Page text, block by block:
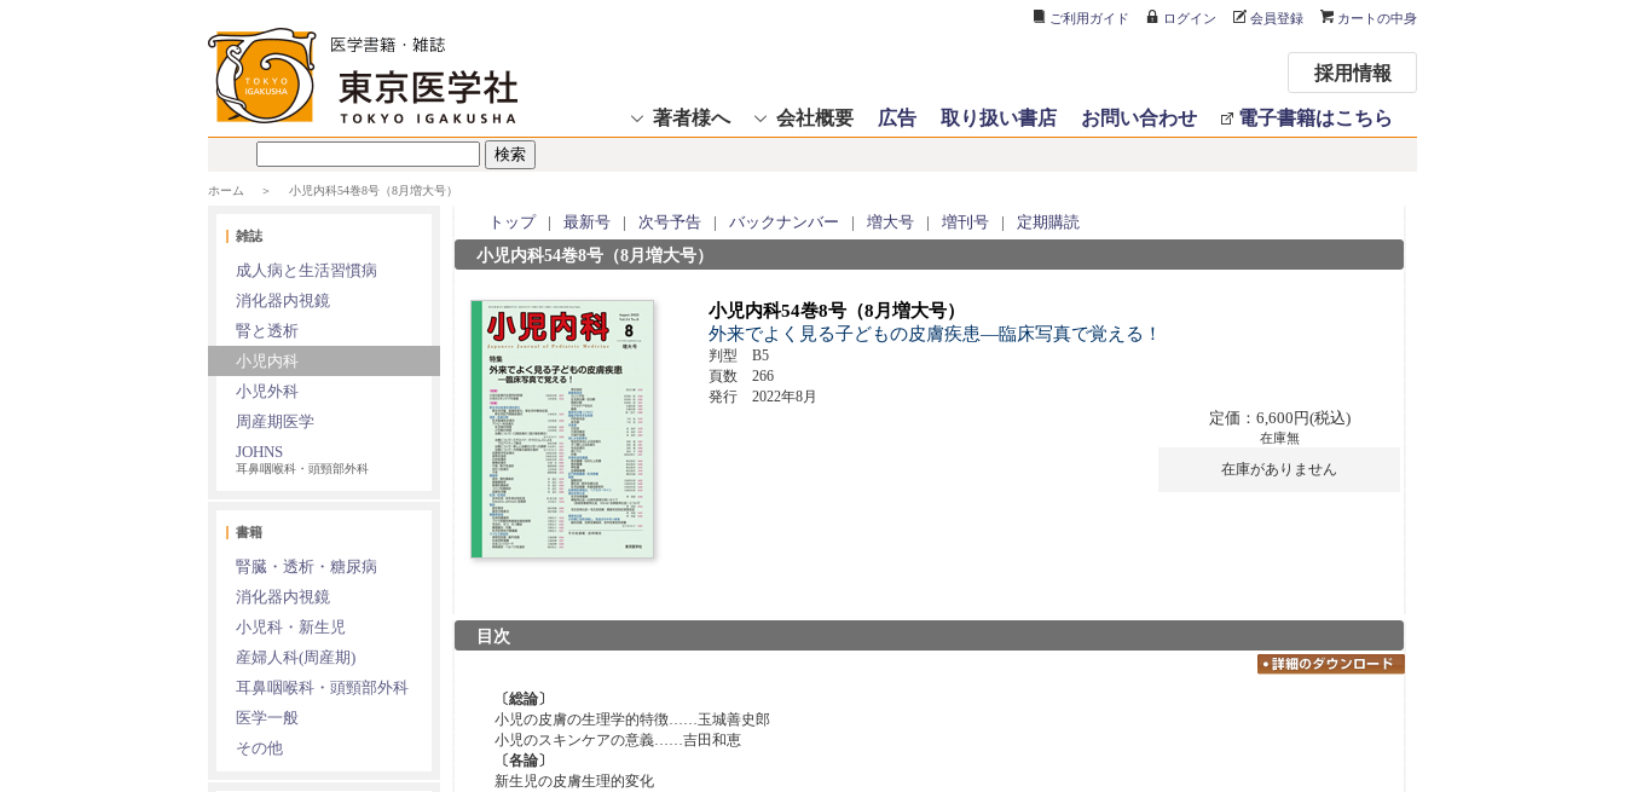
ご利用ガイド ログイン 会員登録 カートの中身
著者様へ 会社概要 広告 取り扱い書店 お問い合わせ 電子書籍はこちら
採用情報
ホーム 小児内科54巻8号（8月増大号）
雑誌
成人病と生活習慣病
消化器内視鏡
腎と透析
小児内科
小児外科
周産期医学
JOHNS
耳鼻咽喉科・頭頸部外科
書籍
腎臓・透析・糖尿病
消化器内視鏡
小児科・新生児
産婦人科(周産期)
耳鼻咽喉科・頭頸部外科
医学一般
その他
トップ | 最新号 | 次号予告 | バックナンバー | 増大号 | 増刊号 |
定期購読
小児内科54巻8号（8月増大号）
小児内科54巻8号（8月増大号）
外来でよく見る子どもの皮膚疾患―臨床写真で覚える！
判型 B5
頁数 266
発行 2022年8月
定価：6,600円(税込)
在庫無
在庫がありません
目次
〔総論〕
小児の皮膚の生理学的特徴……玉城善史郎
小児のスキンケアの意義……吉田和恵
〔各論〕
新生児の皮膚生理的変化